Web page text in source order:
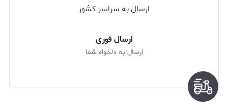
ارسال به سراسر کشور
ارسال فوری
ارسال به دلخواه شما